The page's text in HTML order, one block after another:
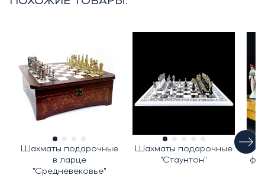
Шахматы подарочные
в ларце
"Средневековье"
Шахматы подарочные
"Стаунтон"